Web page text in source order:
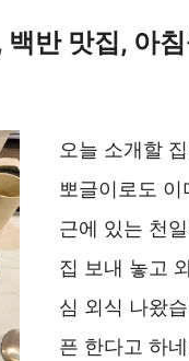
반 맛집, 아
오늘 소개할
뽀글이로도
근에 있는 천
집 보내 놓고
심 외식 나왔
픈 한다고 하